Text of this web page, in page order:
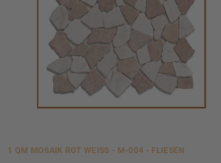
1 QM MOSAIK ROT WEISS - M-004 - FLIESEN B